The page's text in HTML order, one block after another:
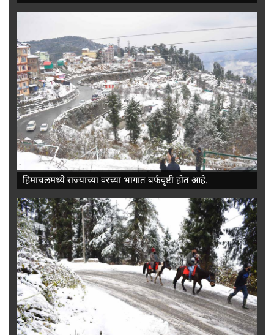
-
हिमाचलमध्ये राज्याच्या वरच्या भागात बर्फवृष्टी होत आहे.